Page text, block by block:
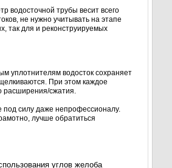
водосточной трубы весит всего
не нужно учитывать на этапе
так для и реконструируемых
уплотнителям водосток сохраняет
При этом каждое
расширения/сжатия.
под силу даже непрофессионалу.
лучше обратиться
углов желоба